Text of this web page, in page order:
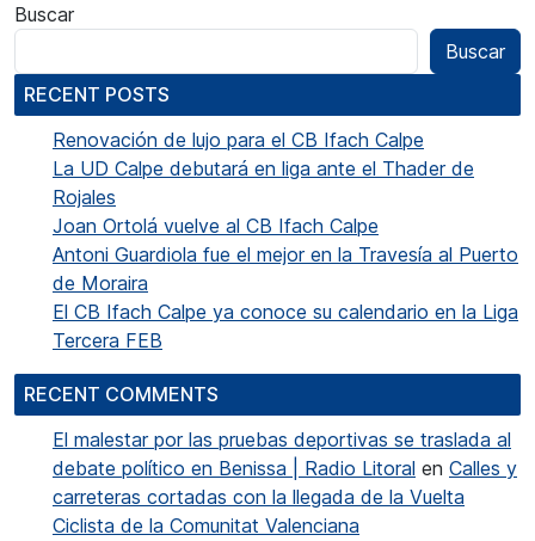
Buscar
Buscar
RECENT POSTS
Renovación de lujo para el CB Ifach Calpe
La UD Calpe debutará en liga ante el Thader de
Rojales
Joan Ortolá vuelve al CB Ifach Calpe
Antoni Guardiola fue el mejor en la Travesía al Puerto
de Moraira
El CB Ifach Calpe ya conoce su calendario en la Liga
Tercera FEB
RECENT COMMENTS
El malestar por las pruebas deportivas se traslada al
debate político en Benissa | Radio Litoral en Calles y
carreteras cortadas con la llegada de la Vuelta
Ciclista de la Comunitat Valenciana